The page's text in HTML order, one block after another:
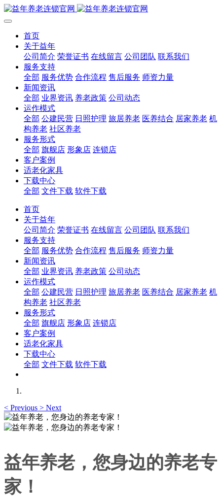
首页
关于益年
公司简介 荣誉证书 在线留言 公司团队 联系我们
服务支持
全部 服务优势 合作流程 售后服务 师资力量
新闻资讯
全部 业界资讯 养老政策 公司动态
运作模式
全部 公建民营 日照护理 旅居养老 医养结合 居家养老 机
构养老 社区养老
服务形式
全部 旗舰店 形象店 连锁店
客户案例
适老化家具
下载中心
全部 文件下载 软件下载
首页
关于益年
公司简介 荣誉证书 在线留言 公司团队 联系我们
服务支持
全部 服务优势 合作流程 售后服务 师资力量
新闻资讯
全部 业界资讯 养老政策 公司动态
运作模式
全部 公建民营 日照护理 旅居养老 医养结合 居家养老 机
构养老 社区养老
服务形式
全部 旗舰店 形象店 连锁店
客户案例
适老化家具
下载中心
全部 文件下载 软件下载
< Previous > Next
益年养老，您身边的养老专
家！